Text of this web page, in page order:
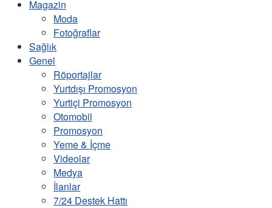
Magazin
Moda
Fotoğraflar
Sağlık
Genel
Röportajlar
Yurtdışı Promosyon
Yurtiçi Promosyon
Otomobil
Promosyon
Yeme & İçme
Videolar
Medya
İlanlar
7/24 Destek Hattı